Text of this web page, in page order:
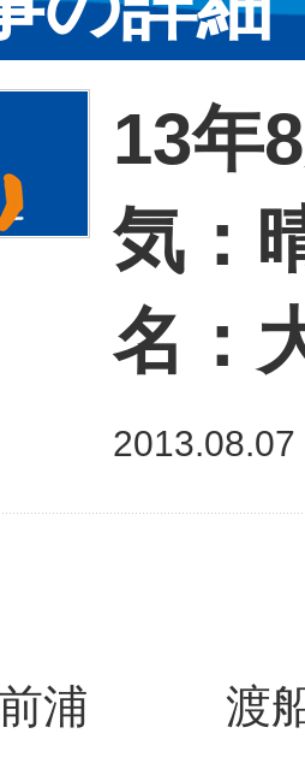
13年
気：
名：
2013.08.07
前浦 渡船